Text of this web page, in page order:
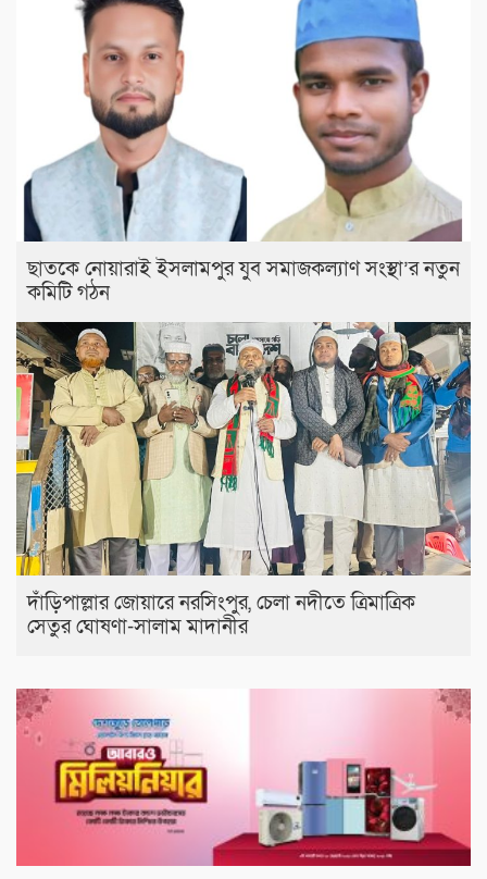
ছাতকে নোয়ারাই ইসলামপুর যুব সমাজকল্যাণ সংস্থা’র নতুন
কমিটি গঠন
দাঁড়িপাল্লার জোয়ারে নরসিংপুর, চেলা নদীতে ত্রিমাত্রিক
সেতুর ঘোষণা-সালাম মাদানীর